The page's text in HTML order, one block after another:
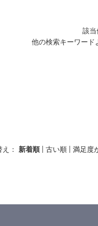
該
他の検索キーワード
： 新着順 | 古い順 | 満足度